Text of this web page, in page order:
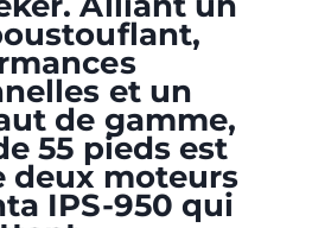
et un
de gamme,
55 pieds est
deux moteurs
IPS-950 qui